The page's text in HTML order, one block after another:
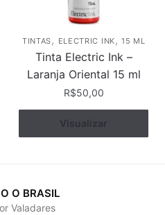
TINTAS, ELECTRIC INK,15 ML
Tinta Electric Ink –
Laranja Oriental 15 ml
R$50,00
Comprar
Visualizar
O BRASIL
Valadares